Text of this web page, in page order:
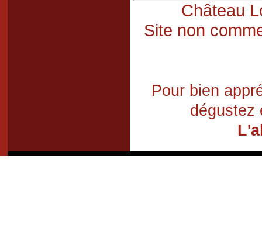
Château
Site non
Pour bien
dégustez